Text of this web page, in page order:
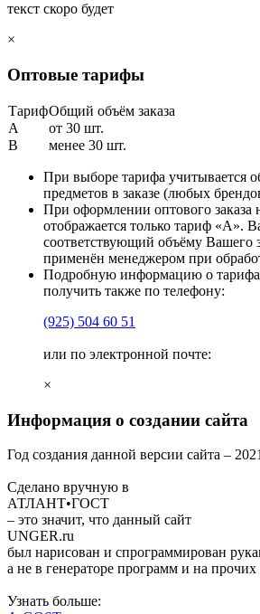
текст скоро будет
×
Оптовые тарифы
ТарифОбщий объём заказа
A
от 30 шт.
B
менее 30 шт.
При выборе тарифа учитывается
предметов в заказе (любых
При оформлении оптового заказа
отображается только тариф «А».
соответствующий объёму Вашего
применён менеджером при
Подробную информацию о
получить также по телефону:
(925) 504 60 51
или по электронной почте:
×
Информация о создании сайта
Год создания данной версии сайта – 2021
Сделано вручную в
АТЛАНТ•ГОСТ
– это значит, что данный сайт
UNGER.ru
был нарисован и спрограммирован
а не в генераторе программ и на
Узнать больше: